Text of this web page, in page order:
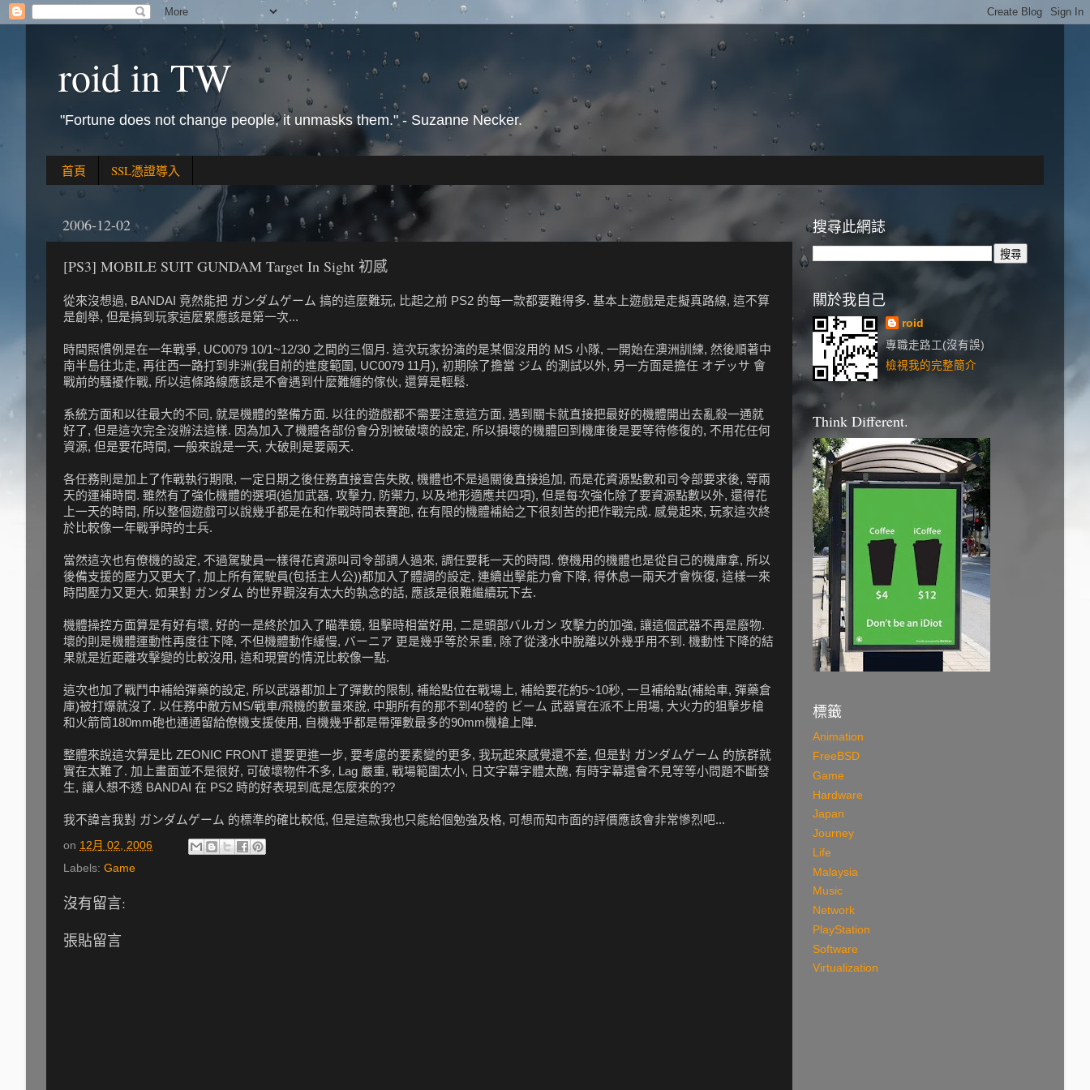
roid in TW
"Fortune does not change people, it unmasks them." - Suzanne Necker.
首頁 SSL憑證導入
2006-12-02
[PS3] MOBILE SUIT GUNDAM Target In Sight 初感
從來沒想過, BANDAI 竟然能把 ガンダムゲーム 搞的這麼難玩, 比起之前 PS2 的每一款都要難得多. 基本上遊戲是走擬真路線, 這不算
是創舉, 但是搞到玩家這麼累應該是第一次...
時間照慣例是在一年戰爭, UC0079 10/1~12/30 之間的三個月. 這次玩家扮演的是某個沒用的 MS 小隊, 一開始在澳洲訓練, 然後順著中
南半島往北走, 再往西一路打到非洲(我目前的進度範圍, UC0079 11月), 初期除了擔當 ジム 的測試以外, 另一方面是擔任 オデッサ 會
戰前的騷擾作戰, 所以這條路線應該是不會遇到什麼難纏的傢伙, 還算是輕鬆.
系統方面和以往最大的不同, 就是機體的整備方面. 以往的遊戲都不需要注意這方面, 遇到關卡就直接把最好的機體開出去亂殺一通就
好了, 但是這次完全沒辦法這樣. 因為加入了機體各部份會分別被破壞的設定, 所以損壞的機體回到機庫後是要等待修復的, 不用花任何
資源, 但是要花時間, 一般來說是一天, 大破則是要兩天.
各任務則是加上了作戰執行期限, 一定日期之後任務直接宣告失敗, 機體也不是過關後直接追加, 而是花資源點數和司令部要求後, 等兩
天的運補時間. 雖然有了強化機體的選項(追加武器, 攻擊力, 防禦力, 以及地形適應共四項), 但是每次強化除了要資源點數以外, 還得花
上一天的時間, 所以整個遊戲可以說幾乎都是在和作戰時間表賽跑, 在有限的機體補給之下很刻苦的把作戰完成. 感覺起來, 玩家這次終
於比較像一年戰爭時的士兵.
當然這次也有僚機的設定, 不過駕駛員一樣得花資源叫司令部調人過來, 調任要耗一天的時間. 僚機用的機體也是從自己的機庫拿, 所以
後備支援的壓力又更大了, 加上所有駕駛員(包括主人公))都加入了體調的設定, 連續出擊能力會下降, 得休息一兩天才會恢復, 這樣一來
時間壓力又更大. 如果對 ガンダム 的世界觀沒有太大的執念的話, 應該是很難繼續玩下去.
機體操控方面算是有好有壞, 好的一是終於加入了瞄準鏡, 狙擊時相當好用, 二是頭部バルガン 攻擊力的加強, 讓這個武器不再是廢物.
壞的則是機體運動性再度往下降, 不但機體動作緩慢, バーニア 更是幾乎等於呆重, 除了從淺水中脫離以外幾乎用不到. 機動性下降的結
果就是近距離攻擊變的比較沒用, 這和現實的情況比較像一點.
這次也加了戰鬥中補給彈藥的設定, 所以武器都加上了彈數的限制, 補給點位在戰場上, 補給要花約5~10秒, 一旦補給點(補給車, 彈藥倉
庫)被打爆就沒了. 以任務中敵方MS/戰車/飛機的數量來說, 中期所有的那不到40發的 ビーム 武器實在派不上用場, 大火力的狙擊步槍
和火箭筒180mm砲也通通留給僚機支援使用, 自機幾乎都是帶彈數最多的90mm機槍上陣.
整體來說這次算是比 ZEONIC FRONT 還要更進一步, 要考慮的要素變的更多, 我玩起來感覺還不差, 但是對 ガンダムゲーム 的族群就
實在太難了. 加上畫面並不是很好, 可破壞物件不多, Lag 嚴重, 戰場範圍太小, 日文字幕字體太醜, 有時字幕還會不見等等小問題不斷發
生, 讓人想不透 BANDAI 在 PS2 時的好表現到底是怎麼來的??
我不諱言我對 ガンダムゲーム 的標準的確比較低, 但是這款我也只能給個勉強及格, 可想而知市面的評價應該會非常慘烈吧...
on 12月 02, 2006
Labels: Game
沒有留言:
張貼留言
搜尋此網誌
關於我自己
roid
專職走路工(沒有誤)
檢視我的完整簡介
Think Different.
標籤
Animation
FreeBSD
Game
Hardware
Japan
Journey
Life
Malaysia
Music
Network
PlayStation
Software
Virtualization